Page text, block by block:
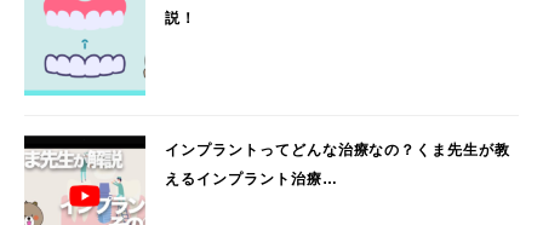
説！
インプラントってどんな治療なの？くま先生が教
えるインプラント治療…